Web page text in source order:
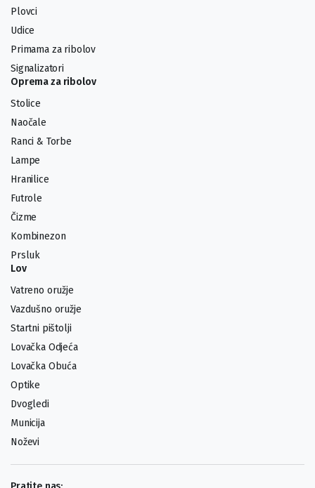
Plovci
Udice
Primama za ribolov
Signalizatori
Oprema za ribolov
Stolice
Naočale
Ranci & Torbe
Lampe
Hranilice
Futrole
Čizme
Kombinezon
Prsluk
Lov
Vatreno oružje
Vazdušno oružje
Startni pištolji
Lovačka Odjeća
Lovačka Obuća
Optike
Dvogledi
Municija
Noževi